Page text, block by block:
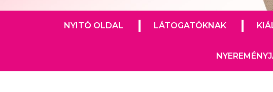
NYITÓ OLDAL LÁTOGATÓKNAK